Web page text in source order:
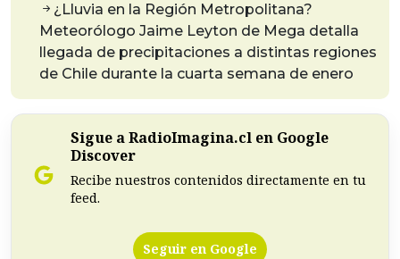
¿Lluvia en la Región Metropolitana?
Meteorólogo Jaime Leyton de Mega detalla
llegada de precipitaciones a distintas regiones
de Chile durante la cuarta semana de enero
Sigue a RadioImagina.cl en Google
Discover
Recibe nuestros contenidos directamente en tu
feed.
Seguir en Google